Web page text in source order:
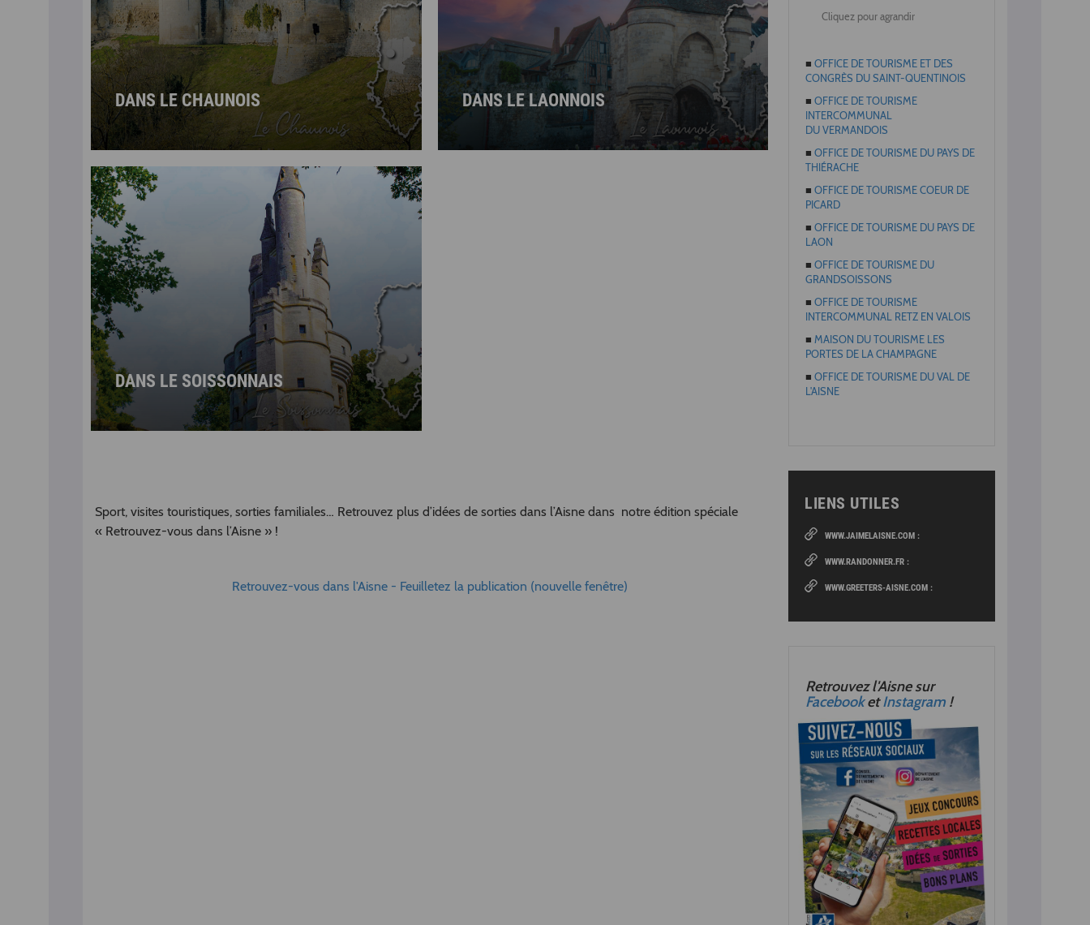
DANS LE CHAUNOIS DANS LE LAONNOIS
DANS LE SOISSONNAIS
Sport, visites touristiques, sorties familiales… Retrouvez plus d’idées de sorties dans l’Aisne dans notre édition spéciale
« Retrouvez-vous dans l’Aisne » !
Retrouvez-vous dans l'Aisne - Feuilletez la publication (nouvelle fenêtre)
Cliquez pour agrandir
■ OFFICE DE TOURISME ET DES
CONGRÈS DU SAINT-QUENTINOIS
■ OFFICE DE TOURISME
INTERCOMMUNAL
DU VERMANDOIS
■ OFFICE DE TOURISME DU PAYS DE
THIÉRACHE
■ OFFICE DE TOURISME COEUR DE
PICARD
■ OFFICE DE TOURISME DU PAYS DE
LAON
■ OFFICE DE TOURISME DU
GRANDSOISSONS
■ OFFICE DE TOURISME
INTERCOMMUNAL RETZ EN VALOIS
■ MAISON DU TOURISME LES
PORTES DE LA CHAMPAGNE
■ OFFICE DE TOURISME DU VAL DE
L'AISNE
LIENS UTILES
WWW.JAIMELAISNE.COM :
WWW.RANDONNER.FR :
WWW.GREETERS-AISNE.COM :
Retrouvez l'Aisne sur
FacebooketInstagram !